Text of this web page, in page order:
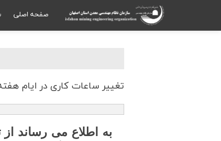
صفحه اصلي
تغییر ساعات كاری در ایام